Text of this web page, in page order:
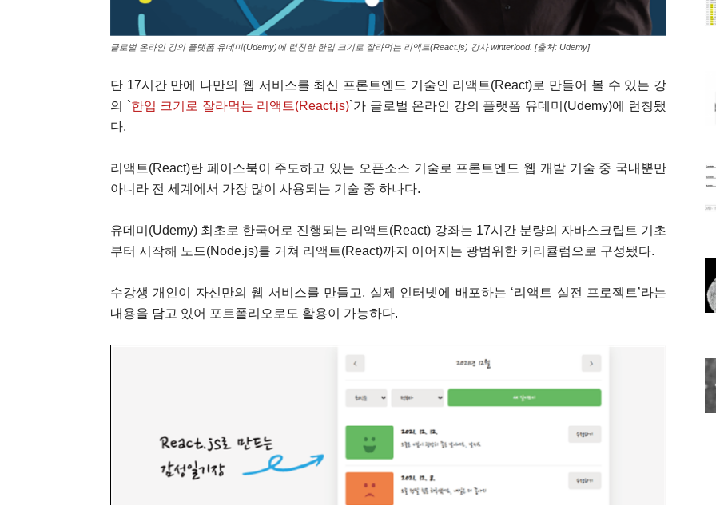
글로벌 온라인 강의 플랫폼 유데미(Udemy)에 런칭한 한입 크기로 잘라먹는 리액트(React.js) 강사 winterlood. [출처: Udemy]
단 17시간 만에 나만의 웹 서비스를 최신 프론트엔드 기술인 리액트(React)로 만들어 볼 수 있는 강
의 `한입 크기로 잘라먹는 리액트(React.js)`가 글로벌 온라인 강의 플랫폼 유데미(Udemy)에 런칭됐
다.
리액트(React)란 페이스북이 주도하고 있는 오픈소스 기술로 프론트엔드 웹 개발 기술 중 국내뿐만
아니라 전 세계에서 가장 많이 사용되는 기술 중 하나다.
유데미(Udemy) 최초로 한국어로 진행되는 리액트(React) 강좌는 17시간 분량의 자바스크립트 기초
부터 시작해 노드(Node.js)를 거쳐 리액트(React)까지 이어지는 광범위한 커리큘럼으로 구성됐다.
수강생 개인이 자신만의 웹 서비스를 만들고, 실제 인터넷에 배포하는 ‘리액트 실전 프로젝트’라는
내용을 담고 있어 포트폴리오로도 활용이 가능하다.